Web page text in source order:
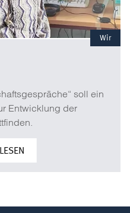
Wir
soll ein
Entwicklung der